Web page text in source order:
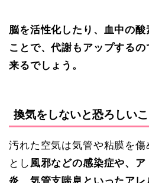
脳を活性化したり、血中の
ことで、代謝もアップする
来るでしょう。
換気をしないと恐ろしい
汚れた空気は気管や粘膜を
とし 風邪などの感染症や、